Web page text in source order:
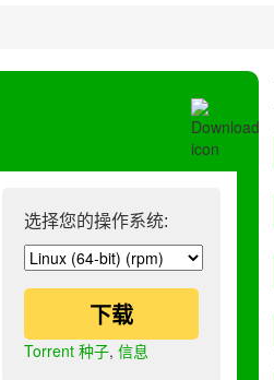
选择您的操作系统:
下载
Torrent 种子, 信息